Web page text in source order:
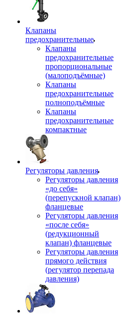
Клапаны
предохранительные
Клапаны
предохранительные
пропорциональные
(малоподъёмные)
Клапаны
предохранительные
полноподъёмные
Клапаны
предохранительные
компактные
Регуляторы давления
Регуляторы давления
«до себя»
(перепускной клапан)
фланцевые
Регуляторы давления
«после себя»
(редукционный
клапан) фланцевые
Регуляторы давления
прямого действия
(регулятор перепада
давления)